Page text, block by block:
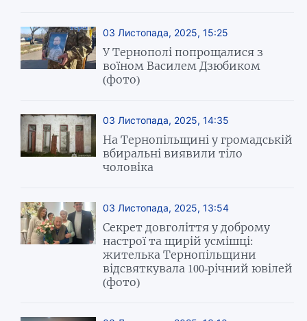
03 Листопада, 2025, 15:25
У Тернополі попрощалися з
воїном Василем Дзюбиком
(фото)
03 Листопада, 2025, 14:35
На Тернопільщині у громадській
вбиральні виявили тіло
чоловіка
03 Листопада, 2025, 13:54
Секрет довголіття у доброму
настрої та щирій усмішці:
жителька Тернопільщини
відсвяткувала 100-річний ювілей
(фото)